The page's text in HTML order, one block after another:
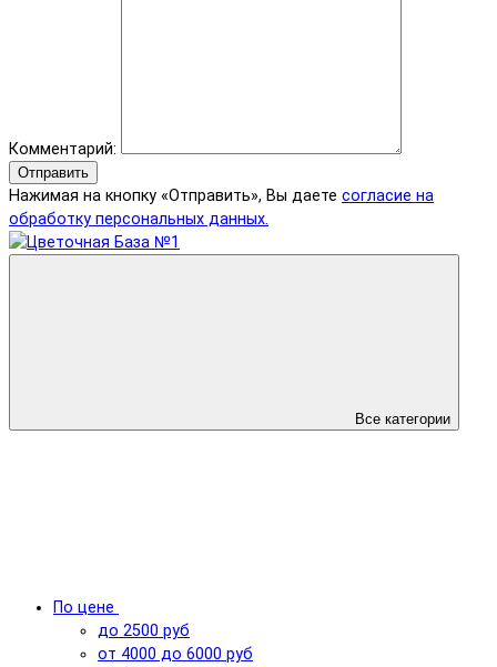
Комментарий:
Отправить
Нажимая на кнопку «Отправить», Вы даете согласие на
обработку персональных данных.
Все категории
По цене
до 2500 руб
от 4000 до 6000 руб